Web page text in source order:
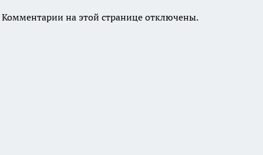
Комментарии на этой странице отключены.